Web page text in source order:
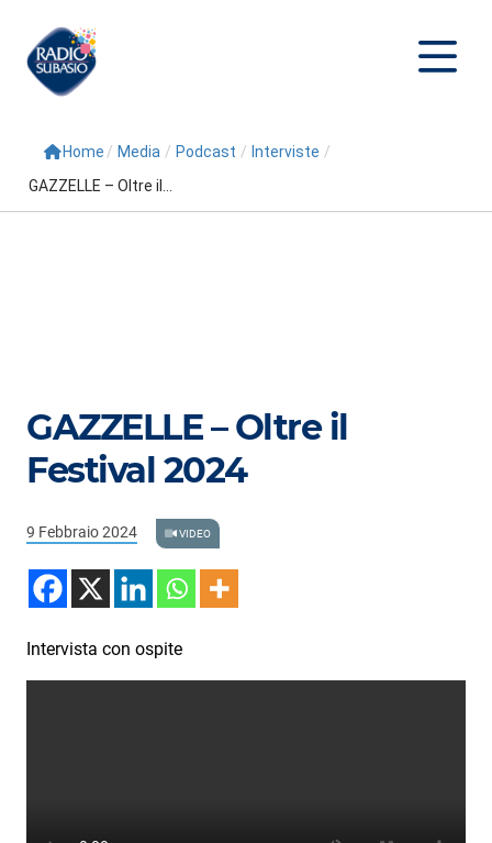
Cerca
Conduttori
Repliche
3xTe
Interviste
Playlist
Novità
Home / Media / Podcast / Interviste /
GAZZELLE – Oltre il...
GAZZELLE – Oltre il
Festival 2024
9 Febbraio 2024 VIDEO
Intervista con ospite